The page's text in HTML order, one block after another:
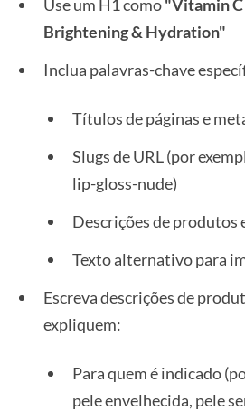
Use um H1 como"Vitamin
Brightening & Hydration"
Inclua palavras-chave
Títulos de páginas e
Slugs de URL (por
lip-gloss-nude)
Descrições de produtos
Texto alternativo para
Escreva descrições de
expliquem:
Para quem é indicado
pele envelhecida, pele